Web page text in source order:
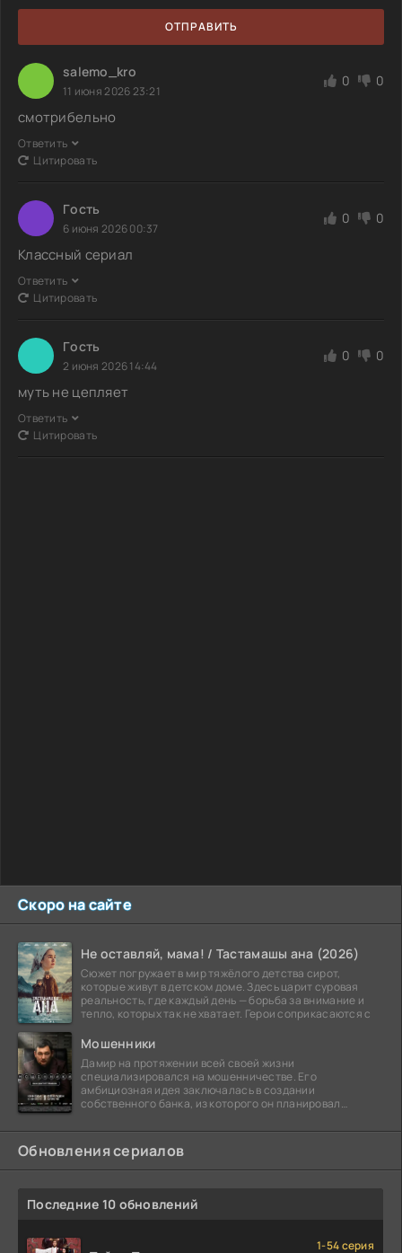
Скоро на сайте
Не оставляй, мама! / Тастамашы ана (2026)
Сюжет погружает в мир тяжёлого детства сирот,
которые живут в детском доме. Здесь царит суровая
реальность, где каждый день — борьба за внимание и
тепло, которых так не хватает. Герои соприкасаются с
Мошенники
Дамир на протяжении всей своей жизни
специализировался на мошенничестве. Его
амбициозная идея заключалась в создании
собственного банка, из которого он планировал
Обновления сериалов
Последние 10 обновлений
1-54 серия
ОТПРАВИТЬ
salemo_kro
11 июня 2026 23:21
0 0
смотрибельно
Ответить
Цитировать
Гoсть
6 июня 2026 00:37
0 0
Классный сериал
Ответить
Цитировать
Гoсть
2 июня 2026 14:44
0 0
муть не цепляет
Ответить
Цитировать